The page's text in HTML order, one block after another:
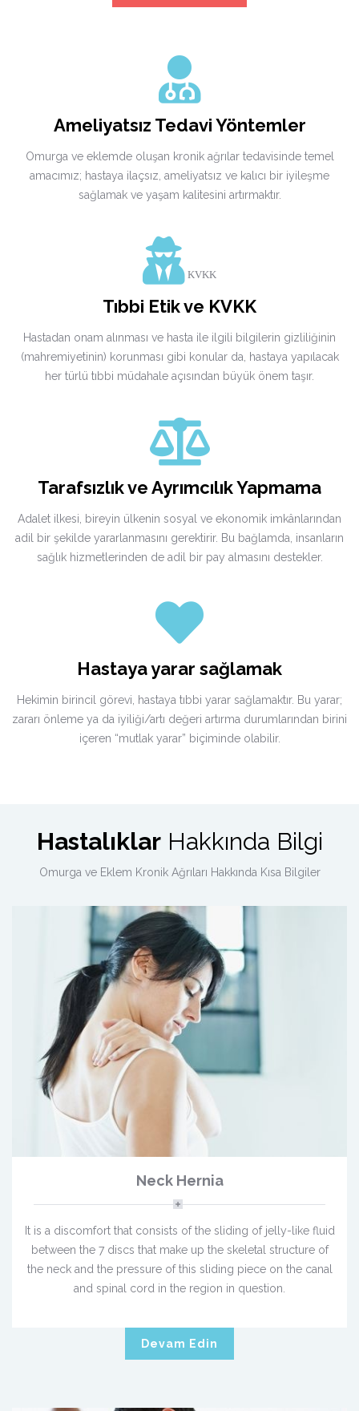
Ameliyatsız Tedavi Yöntemler
Omurga ve eklemde oluşan kronik ağrılar tedavisinde temel
amacımız; hastaya ilaçsız, ameliyatsız ve kalıcı bir iyileşme
sağlamak ve yaşam kalitesini artırmaktır.
KVKK
Tıbbi Etik ve KVKK
Hastadan onam alınması ve hasta ile ilgili bilgilerin gizliliğinin
(mahremiyetinin) korunması gibi konular da, hastaya yapılacak
her türlü tıbbi müdahale açısından büyük önem taşır.
Tarafsızlık ve Ayrımcılık Yapmama
Adalet ilkesi, bireyin ülkenin sosyal ve ekonomik imkânlarından
adil bir şekilde yararlanmasını gerektirir. Bu bağlamda, insanların
sağlık hizmetlerinden de adil bir pay almasını destekler.
Hastaya yarar sağlamak
Hekimin birincil görevi, hastaya tıbbi yarar sağlamaktır. Bu yarar;
zararı önleme ya da iyiliği/artı değeri artırma durumlarından birini
içeren “mutlak yarar” biçiminde olabilir.
HastalıklarHakkında Bilgi
Omurga ve Eklem Kronik Ağrıları Hakkında Kısa Bilgiler
Neck Hernia
It is a discomfort that consists of the sliding of jelly-like fluid
between the 7 discs that make up the skeletal structure of
the neck and the pressure of this sliding piece on the canal
and spinal cord in the region in question.
Devam Edin